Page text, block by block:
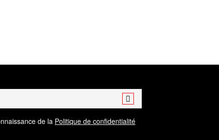
de la Politique de confidentialité